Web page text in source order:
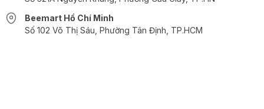
Beemart Hồ Chí Minh
Số 102 Võ Thị Sáu, Phường Tân Định, TP.HCM